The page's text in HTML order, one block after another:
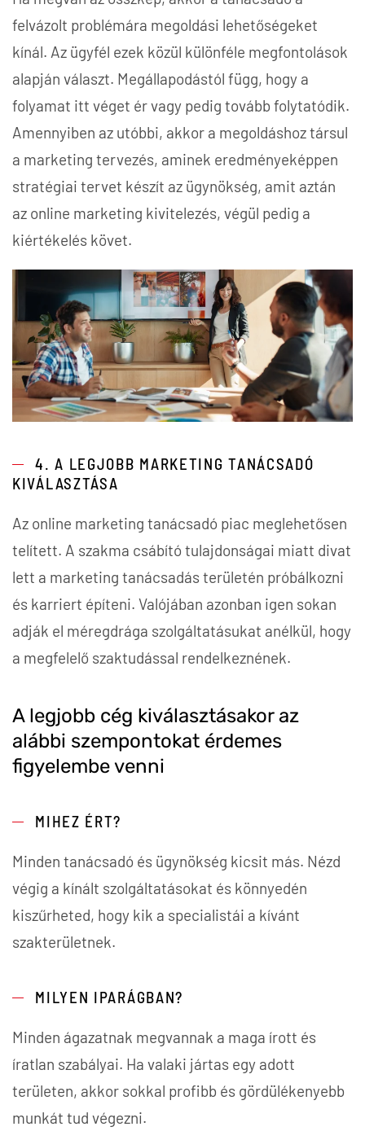
felvázolt problémára megoldási lehetőségeket
kínál. Az ügyfél ezek közül különféle megfontolások
alapján választ. Megállapodástól függ, hogy a
folyamat itt véget ér vagy pedig tovább folytatódik.
Amennyiben az utóbbi, akkor a megoldáshoz társul
a marketing tervezés, aminek eredményeképpen
stratégiai tervet készít az ügynökség, amit aztán
az online marketing kivitelezés, végül pedig a
kiértékelés követ.
4. A LEGJOBB MARKETING TANÁCSADÓ
KIVÁLASZTÁSA
Az online marketing tanácsadó piac meglehetősen
telített. A szakma csábító tulajdonságai miatt divat
lett a marketing tanácsadás területén próbálkozni
és karriert építeni. Valójában azonban igen sokan
adják el méregdrága szolgáltatásukat anélkül, hogy
a megfelelő szaktudással rendelkeznének.
A legjobb cég kiválasztásakor az
alábbi szempontokat érdemes
figyelembe venni
MIHEZ ÉRT?
Minden tanácsadó és ügynökség kicsit más. Nézd
végig a kínált szolgáltatásokat és könnyedén
kiszűrheted, hogy kik a specialistái a kívánt
szakterületnek.
MILYEN IPARÁGBAN?
Minden ágazatnak megvannak a maga írott és
íratlan szabályai. Ha valaki jártas egy adott
területen, akkor sokkal profibb és gördülékenyebb
munkát tud végezni.